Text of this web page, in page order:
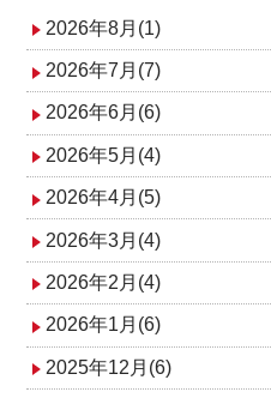
ョ
ン
2026年8月(1)
2026年7月(7)
2026年6月(6)
2026年5月(4)
2026年4月(5)
2026年3月(4)
2026年2月(4)
2026年1月(6)
2025年12月(6)